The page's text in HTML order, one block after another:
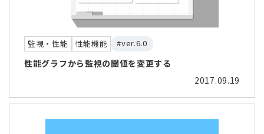
監視・性能 性能機能 #ver.6.0
性能グラフから監視の閾値を変更する
2017.09.19